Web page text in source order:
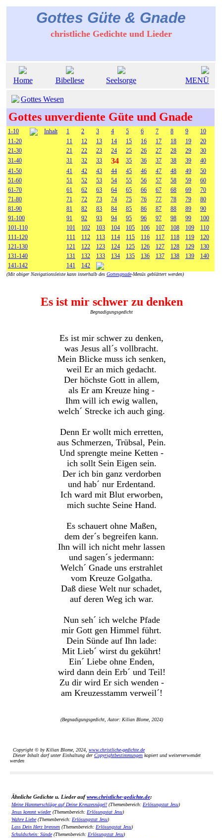
Gottes Güte & Gnade
christliche Gedichte und Lieder
Home Bibellese Seelsorge MENÜ
Gottes Wesen
Gottes unverdiente Güte und Gnade
1-10 Inhalt 1 2 3 4 5 6 7 8 9
10
11-20
11 12 13 14 15 16 17 18 19
20
21-30
21 22 23 24 25 26 27 28 29
30
31-40
31 32 33 34 35 36 37 38 39
40
41-50
41 42 43 44 45 46 47 48 49
50
51-60
51 52 53 54 55 56 57 58 59
60
61-70
61 62 63 64 65 66 67 68 69
70
71-80
71 72 73 74 75 76 77 78 79
80
81-90
81 82 83 84 85 86 87 88 89
90
91-100
91 92 93 94 95 96 97 98 99
100
101-110
101 102 103 104 105 106 107 108 109
110
111-120
111 112 113 114 115 116 117 118 119
120
121-130
121 122 123 124 125 126 127 128 129
130
131-140
131 132 133 134 135 136 137 138 139
140
141-142
141 142
(Mit obiger Navigationsleiste kann innerhalb des Gottesgnade-Menüs geblättert werden)
Es ist mir schwer zu denken
Begnadigungsgedicht
Es ist mir schwer zu denken,
was Jesus all´s vollbracht.
Mein Blicke muss ich senken,
weil Er an mich gedacht.
Der höchste Gott in allem,
als Er am Kreuze hing -
Ihm will ich ewig wallen,
welch´ Strecke ich auch ging.
Denn Er wollt mich erretten,
aus Schmerzen, Trübsal, Pein.
Und sprengte meine Ketten -
ich sollt Sein Eigen sein.
Der ich bin ganz verdorben
und hab´ nur Erdentand.
Ich ward mit Blut erworben,
mich suchte Seine Hand.
Es schauert ohne Maßen,
dem der´s begreifen kann.
Ihn will ich nicht mehr lassen
und sagen´s jedermann:
Welch´ Gnade uns erstrahlet
vom Kreuze Golgatha.
Daß diese Welt nur schadet,
auf deren Weg ich war.
Nun seh´ ich welche Pfade
mir Gott gen Himmel führt.
Dein Sünde auf Ihn lade:
Mit Lieb´ wirst du gekührt!
Ein´ Liebe ohne Enden,
wird dann dein Erb´ und Teil!
Zu dir wird Er sich wenden -
am Kreuzesstamm verweil´!
(Begnadigungsgedicht, Autor: Kilian Blome, 2024)
Copyright © by Kilian Blome, 2024, www.christliche-gedichte.de
Dieser Inhalt darf unter Einhaltung der Copyrightbestimmungen kopiert und weiterverwendet
werden
Ähnliche Gedichte u. Lieder aufwww.christliche-gedichte.de:
Meine Hammerschläge auf Deine Kreuzesnägel! (Themenbereich: Erlösungstat Jesu)
Jesus kommt wieder (Themenbereich: Erlösungstat Jesu)
Wahre Liebe(Themenbereich: Erlösungstat Jesu)
Lass Dein Herz brennen (Themenbereich: Erlösungstat Jesu)
Schuldschein: Sünde(Themenbereich: Erlösungstat Jesu)